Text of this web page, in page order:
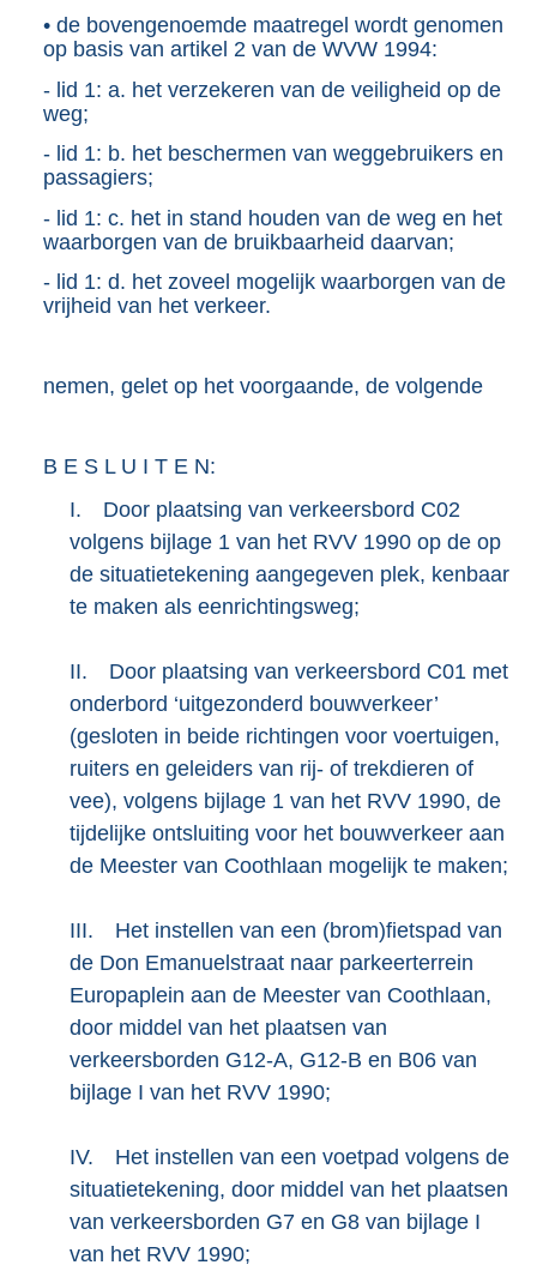
• de bovengenoemde maatregel wordt genomen
op basis van artikel 2 van de WVW 1994:
- lid 1: a. het verzekeren van de veiligheid op de
weg;
- lid 1: b. het beschermen van weggebruikers en
passagiers;
- lid 1: c. het in stand houden van de weg en het
waarborgen van de bruikbaarheid daarvan;
- lid 1: d. het zoveel mogelijk waarborgen van de
vrijheid van het verkeer.
nemen, gelet op het voorgaande, de volgende
B E S L U I T E N:
I.
Door plaatsing van verkeersbord C02
volgens bijlage 1 van het RVV 1990 op de op
de situatietekening aangegeven plek, kenbaar
te maken als eenrichtingsweg;
II.
Door plaatsing van verkeersbord C01 met
onderbord ‘uitgezonderd bouwverkeer’
(gesloten in beide richtingen voor voertuigen,
ruiters en geleiders van rij- of trekdieren of
vee), volgens bijlage 1 van het RVV 1990, de
tijdelijke ontsluiting voor het bouwverkeer aan
de Meester van Coothlaan mogelijk te maken;
III.
Het instellen van een (brom)fietspad van
de Don Emanuelstraat naar parkeerterrein
Europaplein aan de Meester van Coothlaan,
door middel van het plaatsen van
verkeersborden G12-A, G12-B en B06 van
bijlage I van het RVV 1990;
IV.
Het instellen van een voetpad volgens de
situatietekening, door middel van het plaatsen
van verkeersborden G7 en G8 van bijlage I
van het RVV 1990;